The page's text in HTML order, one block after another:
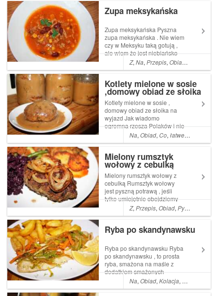
grzybami i warzywa Wok
pochodzi z serwisu Ogrodni...
Zupa meksykańska
Zupa meksykańska Pyszna
zupa meksykańska . Nie wiem
czy w Meksyku taką gotują ,
ale wiem że jest niebiańsko
dobra . Uwielbiam te smaki .
Po prostu meksyk w garnku
meksykańska pochodzi z
serwisu Ogrodnik w podróży.
Z,Na,Przepis,Obiad ,
Kotlety mielone w sosie
,domowy obiad ze słoika
na wyjazd
Kotlety mielone w sosie ,
domowy obiad ze słoika na
wyjazd Jak wiadomo
ogromna rzesza Polaków i nie
tylko ,pracuje za granicą lub w
innych częściach Polski . Ta
Artykuł Kotlety mielone w
sosie ,domowy obiad ze
słoika na wyjazd p...
Na,Obiad,Co,łatwe,Danie
Mielony rumsztyk
wołowy z cebulką
Mielony rumsztyk wołowy z
cebulką Rumsztyk wołowy
jest pyszną potrawą , jeśli
tylko umiejętnie obejdziemy
się z mieloną wołowiną .
Chłopcy byli co do niego
moje podejście Read More ...
Artykuł Mielony rumsztyk
wołowy z cebulką...
Z,Przepis,Obiad,Pyszne
Ryba po skandynawsku
Ryba po skandynawsku Ryba
po skandynawsku , to prosta
ryba, smażona na maśle z
dodatkiem smażonych
warzyw . W skandynawskim
stylu czyli warzywa okopowe
Na,Obiad,Kolacja, Pyszne